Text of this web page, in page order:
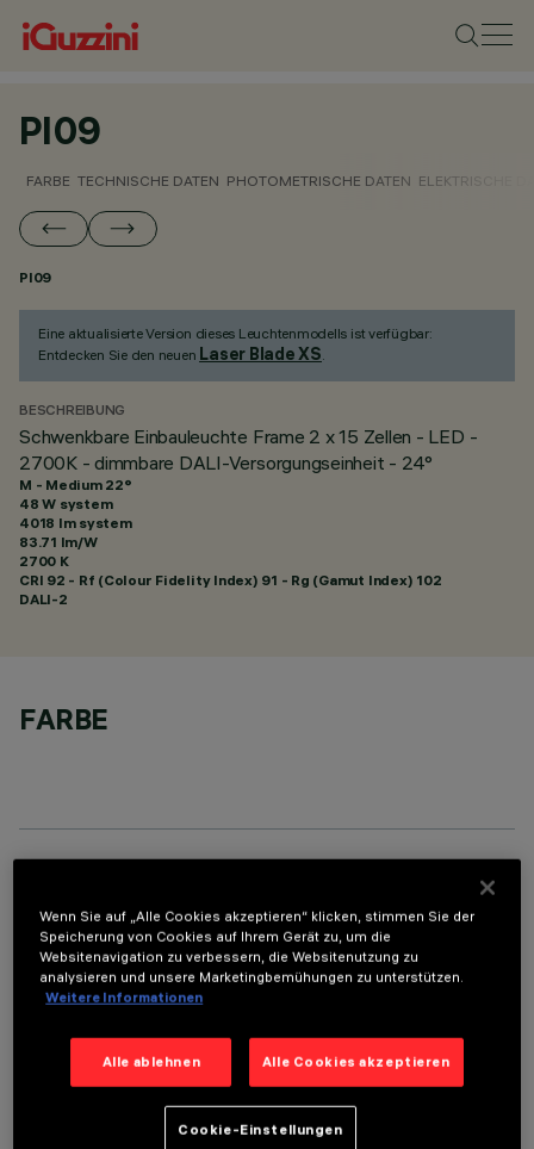
PI09
FARBE TECHNISCHE DATEN PHOTOMETRISCHE DATEN ELEKTRISCHE
PI09
Eine aktualisierte Version dieses Leuchtenmodells ist verfügbar:
Entdecken Sie den neuen Laser Blade XS.
BESCHREIBUNG
Schwenkbare Einbauleuchte Frame 2 x 15 Zellen - LED -
2700K - dimmbare DALI-Versorgungseinheit - 24°
M - Medium 22°
48 W system
4018 lm system
83.71 lm/W
2700 K
CRI 92 - Rf (Colour Fidelity Index) 91 - Rg (Gamut Index) 102
DALI-2
FARBE
LETZTES UPDATE: 07.08.2026
BESCHREIBUNG
Rechteckige Einbauleuchte mit LED. Strukturgehäuse aus
profiliertem Stahlblech mit Anschlag-Außenrand. Der lineare
Korpus aus Aluminiumdruckguss mit 15 Zellen sieht die
Möglichkeit vor, die Lichtemission mit einer Schwenkung von
+/- 20° auszurichten. Hochauflösungsoptiken aus
Wenn Sie auf „Alle Cookies akzeptieren“ klicken, stimmen Sie der
Speicherung von Cookies auf Ihrem Gerät zu, um die
Websitenavigation zu verbessern, die Websitenutzung zu
analysieren und unsere Marketingbemühungen zu unterstützen.
Weitere Informationen
Alle ablehnen Alle Cookies akzeptieren
Cookie-Einstellungen